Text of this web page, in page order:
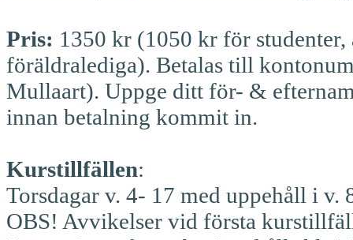
Pris: 1350 kr (1050 kr för studenter,
föräldralediga). Betalas till
Mullaart). Uppge ditt för- &
innan betalning kommit in.
Kurstillfällen:
Torsdagar v. 4- 17 med uppehåll i
OBS! Avvikelser vid första